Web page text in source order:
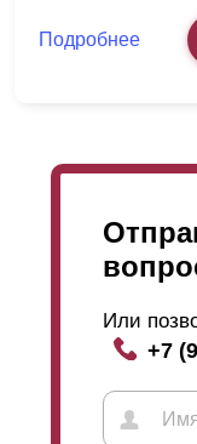
Подробнее
Или
+7